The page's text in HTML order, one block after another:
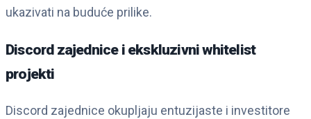
ukazivati na buduće prilike.
Discord zajednice i ekskluzivni whitelist
projekti
Discord zajednice okupljaju entuzijaste i investitore